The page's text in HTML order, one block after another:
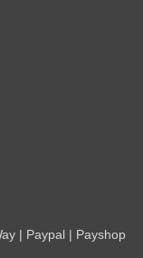
| Paypal | Payshop